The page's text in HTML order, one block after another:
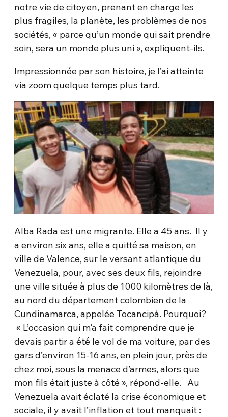
notre vie de citoyen, prenant en charge les
plus fragiles, la planète, les problèmes de nos
sociétés, « parce qu’un monde qui sait prendre
soin, sera un monde plus uni », expliquent-ils.
Impressionnée par son histoire, je l’ai atteinte
via zoom quelque temps plus tard.
Alba Rada est une migrante. Elle a 45 ans. Il y
a environ six ans, elle a quitté sa maison, en
ville de Valence, sur le versant atlantique du
Venezuela, pour, avec ses deux fils, rejoindre
une ville située à plus de 1000 kilomètres de là,
au nord du département colombien de la
Cundinamarca, appelée Tocancipá. Pourquoi?
« L’occasion qui m’a fait comprendre que je
devais partir a été le vol de ma voiture, par des
gars d’environ 15-16 ans, en plein jour, près de
chez moi, sous la menace d’armes, alors que
mon fils était juste à côté », répond-elle. Au
Venezuela avait éclaté la crise économique et
sociale, il y avait l’inflation et tout manquait :